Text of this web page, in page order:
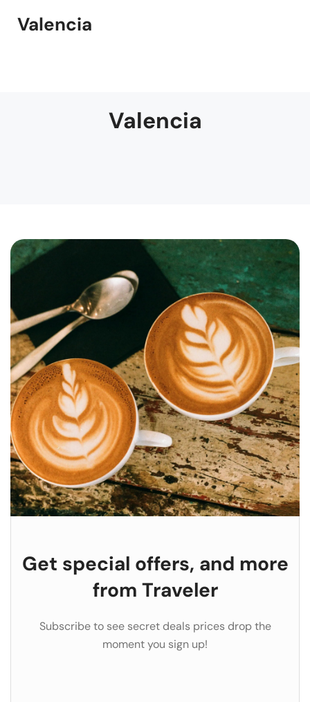
Valencia
Valencia
Get special offers, and more
from Traveler
Subscribe to see secret deals prices drop the
moment you sign up!